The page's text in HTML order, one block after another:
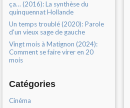
ça… (2016): La synthèse du
quinquennat Hollande
Un temps troublé (2020): Parole
d'un vieux sage de gauche
Vingt mois à Matignon (2024):
Comment se faire virer en 20
mois
Catégories
Cinéma